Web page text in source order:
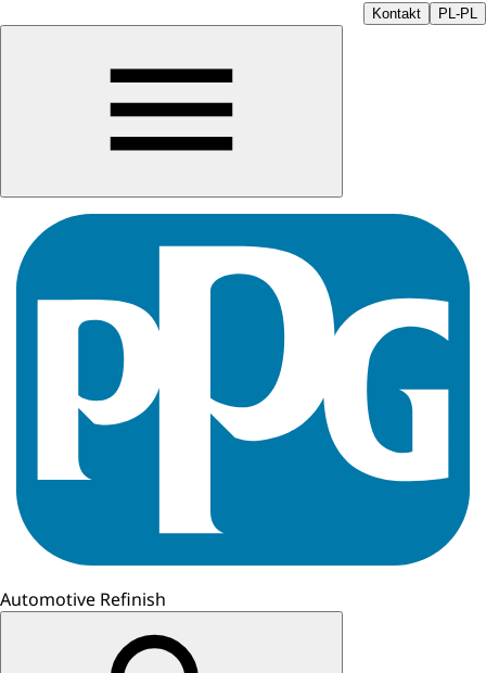
Kontakt PL-PL
Automotive Refinish